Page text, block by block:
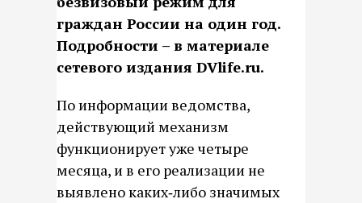
граждан России на один год.
Подробности – в материале
сетевого издания DVlife.ru.
По информации ведомства,
действующий механизм
функционирует уже четыре
месяца, и в его реализации не
выявлено каких‑либо значимых